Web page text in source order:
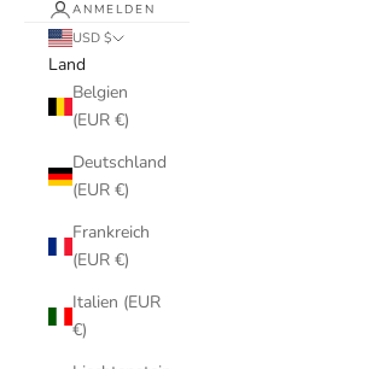
ANMELDEN
USD $
Land
Belgien
(EUR €)
Deutschland
(EUR €)
Frankreich
(EUR €)
Italien (EUR
€)